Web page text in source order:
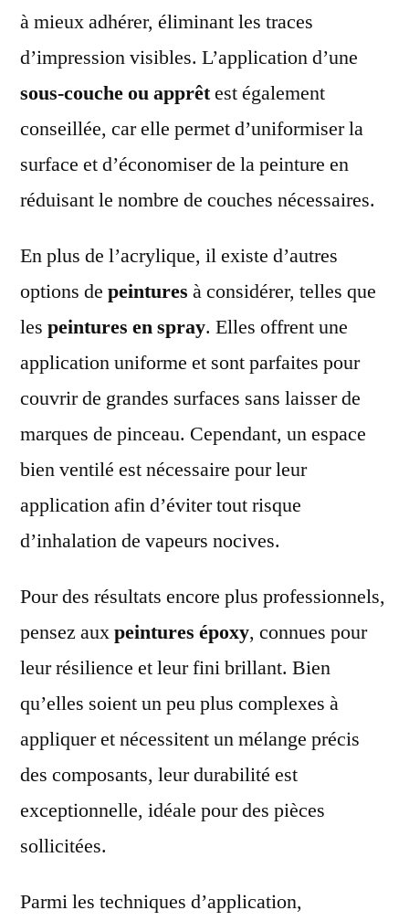
à mieux adhérer, éliminant les traces
d’impression visibles. L’application d’une
sous-couche ou apprêtest également
conseillée, car elle permet d’uniformiser la
surface et d’économiser de la peinture en
réduisant le nombre de couches nécessaires.
En plus de l’acrylique, il existe d’autres
options de peintures à considérer, telles que
les peintures en spray. Elles offrent une
application uniforme et sont parfaites pour
couvrir de grandes surfaces sans laisser de
marques de pinceau. Cependant, un espace
bien ventilé est nécessaire pour leur
application afin d’éviter tout risque
d’inhalation de vapeurs nocives.
Pour des résultats encore plus professionnels,
pensez auxpeintures époxy, connues pour
leur résilience et leur fini brillant. Bien
qu’elles soient un peu plus complexes à
appliquer et nécessitent un mélange précis
des composants, leur durabilité est
exceptionnelle, idéale pour des pièces
sollicitées.
Parmi les techniques d’application,